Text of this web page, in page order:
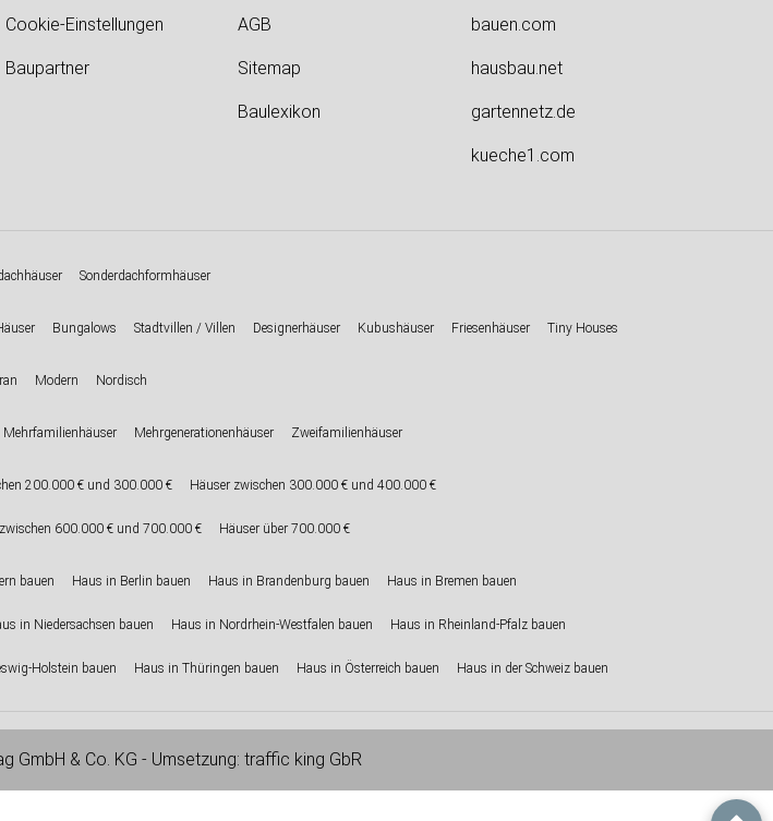
Cookie-Einstellungen
Baupartner
AGB
Sitemap
Baulexikon
bauen.com
hausbau.net
gartennetz.de
kueche1.com
Sonderdachformhäuser
Bungalows Stadtvillen / Villen Designerhäuser Kubushäuser Friesenhäuser Tiny Houses
Modern Nordisch
Mehrfamilienhäuser Mehrgenerationenhäuser Zweifamilienhäuser
200.000 € und 300.000 € Häuser zwischen 300.000 € und 400.000 €
600.000 € und 700.000 € Häuser über 700.000 €
bauen Haus in Berlin bauen Haus in Brandenburg bauen Haus in Bremen bauen
in Niedersachsen bauen Haus in Nordrhein-Westfalen bauen Haus in Rheinland-Pfalz bauen
Holstein bauen Haus in Thüringen bauen Haus in Österreich bauen Haus in der Schweiz bauen
GmbH & Co. KG - Umsetzung: traffic king GbR